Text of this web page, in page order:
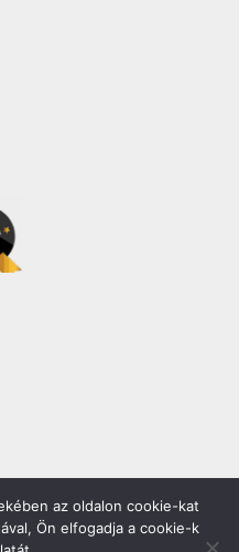
|Gödöllő COOP Zrt.
az oldalon cookie-kat
Ön elfogadja a cookie-k